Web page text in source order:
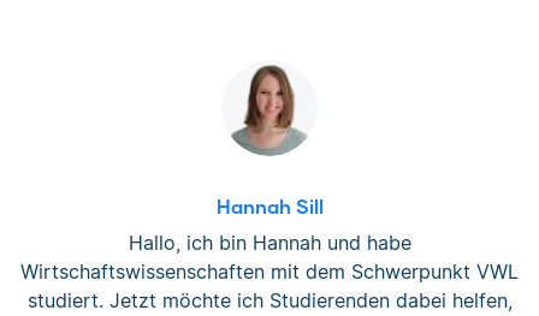
Hannah Sill
Hallo, ich bin Hannah und habe
Wirtschaftswissenschaften mit dem Schwerpunkt VWL
studiert. Jetzt möchte ich Studierenden dabei helfen,